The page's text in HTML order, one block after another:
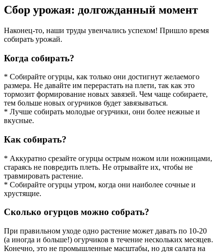
Сбор урожая: долгожданный момент
Наконец-то, наши труды увенчались успехом! Пришло время
собирать урожай.
Когда собирать?
* Собирайте огурцы, как только они достигнут желаемого
размера. Не давайте им перерастать на плети, так как это
тормозит формирование новых завязей. Чем чаще собираете,
тем больше новых огурчиков будет завязываться.
* Лучше собирать молодые огурчики, они более нежные и
вкусные.
Как собирать?
* Аккуратно срезайте огурцы острым ножом или ножницами,
стараясь не повредить плеть. Не отрывайте их, чтобы не
травмировать растение.
* Собирайте огурцы утром, когда они наиболее сочные и
хрустящие.
Сколько огурцов можно собрать?
При правильном уходе одно растение может давать по 10-20
(а иногда и больше!) огурчиков в течение нескольких месяцев.
Конечно, это не промышленные масштабы, но для салата на